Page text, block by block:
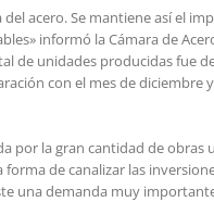
acero. Se mantiene así el
informó la Cámara de
unidades producidas fue
con el mes de diciembre
por la gran cantidad de obras
de canalizar las
una demanda muy